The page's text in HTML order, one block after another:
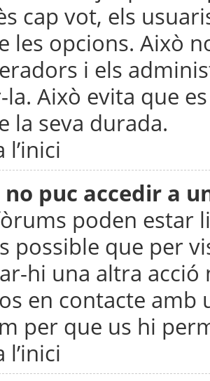
cap vot, els
les opcions. Això
i els
Això evita que
la seva durada.
l’inici
no puc accedir a
poden estar
possible que per
hi una altra acció
en contacte
per que us hi
l’inici